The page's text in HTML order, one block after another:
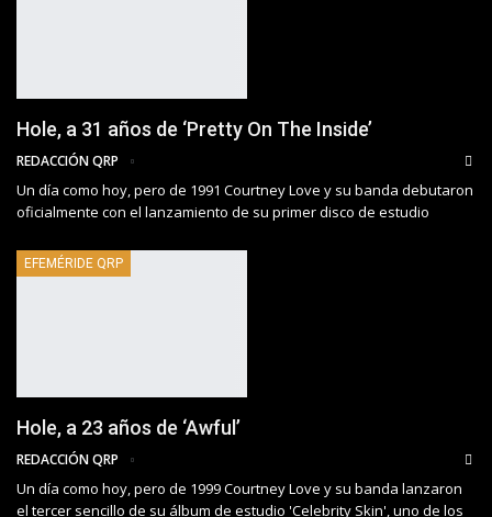
Hole, a 31 años de ‘Pretty On The Inside’
REDACCIÓN QRP
Un día como hoy, pero de 1991 Courtney Love y su banda debutaron
oficialmente con el lanzamiento de su primer disco de estudio
EFEMÉRIDE QRP
Hole, a 23 años de ‘Awful’
REDACCIÓN QRP
Un día como hoy, pero de 1999 Courtney Love y su banda lanzaron
el tercer sencillo de su álbum de estudio 'Celebrity Skin', uno de los